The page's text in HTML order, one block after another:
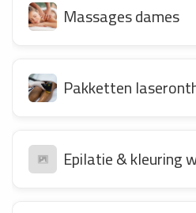
Massages dames
Pakketten
Epilatie & kleuring